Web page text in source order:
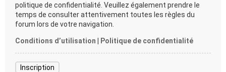
politique de confidentialité. Veuillez également prendre le
temps de consulter attentivement toutes les règles du
forum lors de votre navigation.
Conditions d’utilisation Politique de confidentialité
Inscription